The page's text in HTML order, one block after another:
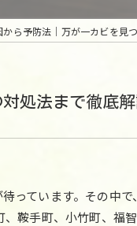
儀
から予防法｜万が一カビを見
処法まで徹底
っています。その中
鞍手町、小竹町、福